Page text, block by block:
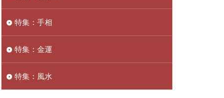
特集：手相
特集：金運
特集：風水